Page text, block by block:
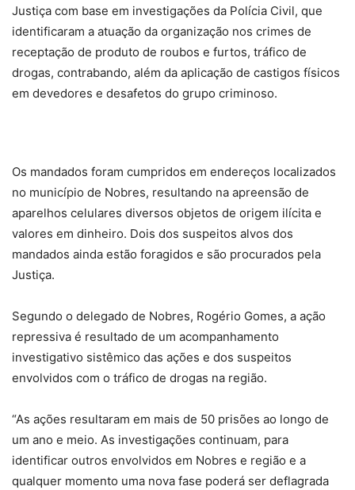
Justiça com base em investigações da Polícia Civil, que
identificaram a atuação da organização nos crimes de
receptação de produto de roubos e furtos, tráfico de
drogas, contrabando, além da aplicação de castigos físicos
em devedores e desafetos do grupo criminoso.
Os mandados foram cumpridos em endereços localizados
no município de Nobres, resultando na apreensão de
aparelhos celulares diversos objetos de origem ilícita e
valores em dinheiro. Dois dos suspeitos alvos dos
mandados ainda estão foragidos e são procurados pela
Justiça.
Segundo o delegado de Nobres, Rogério Gomes, a ação
repressiva é resultado de um acompanhamento
investigativo sistêmico das ações e dos suspeitos
envolvidos com o tráfico de drogas na região.
“As ações resultaram em mais de 50 prisões ao longo de
um ano e meio. As investigações continuam, para
identificar outros envolvidos em Nobres e região e a
qualquer momento uma nova fase poderá ser deflagrada